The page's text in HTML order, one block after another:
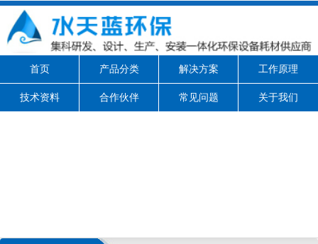
首页 产品分类 解决方案 工作原理
技术资料 合作伙伴 常见问题 关于我们